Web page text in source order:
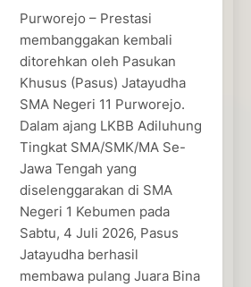
Purworejo – Prestasi
membanggakan kembali
ditorehkan oleh Pasukan
Khusus (Pasus) Jatayudha
SMA Negeri 11 Purworejo.
Dalam ajang LKBB Adiluhung
Tingkat SMA/SMK/MA Se-
Jawa Tengah yang
diselenggarakan di SMA
Negeri 1 Kebumen pada
Sabtu, 4 Juli 2026, Pasus
Jatayudha berhasil
membawa pulang Juara Bina